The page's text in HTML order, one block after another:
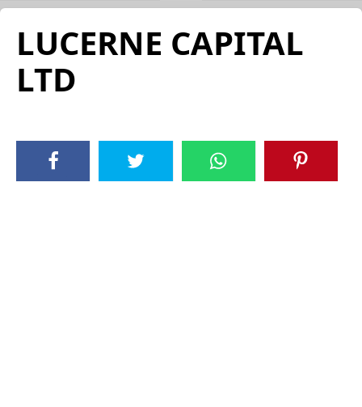
LUCERNE CAPITAL
LTD